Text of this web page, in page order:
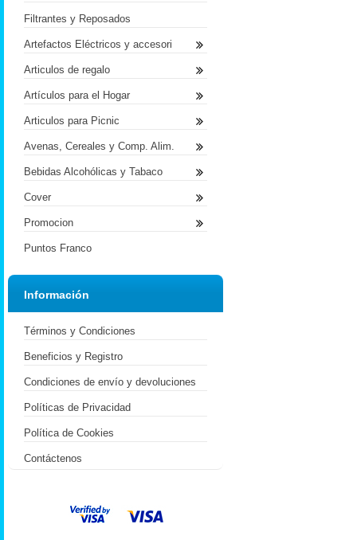
Filtrantes y Reposados
Artefactos Eléctricos y accesori
Articulos de regalo
Artículos para el Hogar
Articulos para Picnic
Avenas, Cereales y Comp. Alim.
Bebidas Alcohólicas y Tabaco
Cover
Promocion
Puntos Franco
Información
Términos y Condiciones
Beneficios y Registro
Condiciones de envío y devoluciones
Políticas de Privacidad
Política de Cookies
Contáctenos